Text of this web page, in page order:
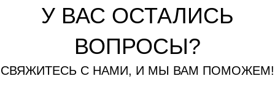
У ВАС ОСТАЛИСЬ
ВОПРОСЫ?
СВЯЖИТЕСЬ С НАМИ, И МЫ ВАМ ПОМОЖЕМ!